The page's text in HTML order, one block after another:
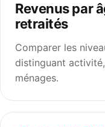
Revenus par
retraités
Comparer les
distinguant
ménages.